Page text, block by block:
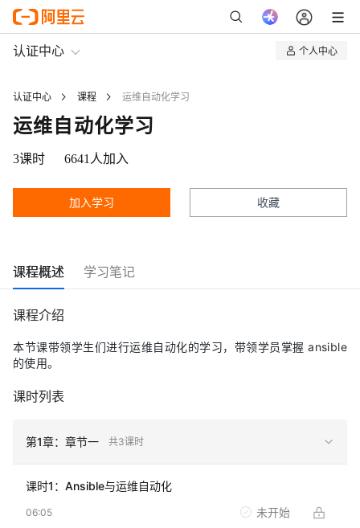
认证中心
个人中心
认证中心 课程 运维自动化学习
运维自动化学习
3课时 6641 人加入
加入学习 收藏
课程概述 学习笔记
课程介绍
本节课带领学生们进行运维自动化的学习，带领学员掌握 ansible
的使用。
课时列表
第1章： 章节一 共3课时
课时1 ： Ansible与运维自动化
06:05 未开始